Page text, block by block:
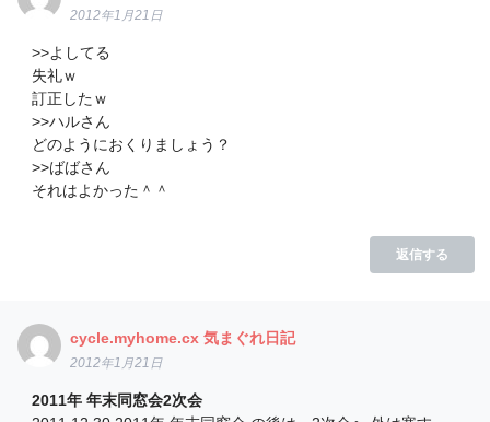
2012年1月21日
>>よしてる
失礼ｗ
訂正したｗ
>>ハルさん
どのようにおくりましょう？
>>ばばさん
それはよかった＾＾
返信する
cycle.myhome.cx 気まぐれ日記
2012年1月21日
2011年 年末同窓会2次会